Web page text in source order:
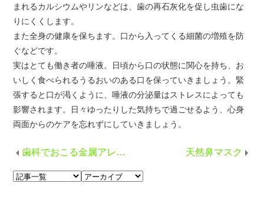
まれるカルシウムやリンなどは、歯の再石灰化を促し虫歯にな
りにくくします。
また全身の健康を保ちます。口から入ってくる細菌の増殖を防
ぐなどです。
実はとても働き者の唾液。日頃から口の状態に関心を持ち、お
いしく食べられるうるおいのある口を保っていきましょう。緊
張すると口が渇くように、唾液の分泌量はストレスによっても
影響されます。日々ゆったりした気持ちで過ごせるよう、心身
両面からのケアを忘れずにしていきましょう。
歯科でおこる金属アレルギーとは 天然鼻マスク